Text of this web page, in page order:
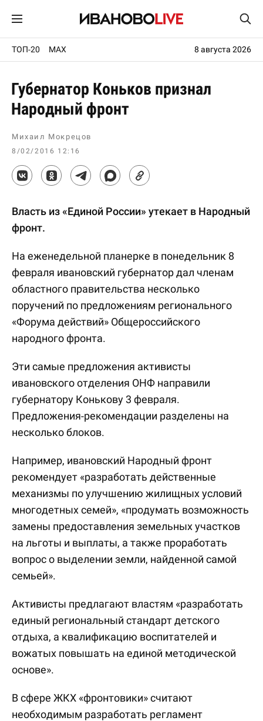
ТОП-20 MAX 8 августа 2026
Губернатор Коньков признал
Народный фронт
Михаил Мокрецов
8/02/2016 12:16
Власть из «Единой России» утекает в Народный
фронт.
На еженедельной планерке в понедельник 8
февраля ивановский губернатор дал членам
областного правительства несколько
поручений по предложениям регионального
«Форума действий» Общероссийского
народного фронта.
Эти самые предложения активисты
ивановского отделения ОНФ направили
губернатору Конькову 3 февраля.
Предложения-рекомендации разделены на
несколько блоков.
Например, ивановский Народный фронт
рекомендует «разработать действенные
механизмы по улучшению жилищных условий
многодетных семей», «продумать возможность
замены предоставления земельных участков
на льготы и выплаты, а также проработать
вопрос о выделении земли, найденной самой
семьей».
Активисты предлагают властям «разработать
единый региональный стандарт детского
отдыха, а квалификацию воспитателей и
вожатых повышать на единой методической
основе».
В сфере ЖКХ «фронтовики» считают
необходимым разработать регламент